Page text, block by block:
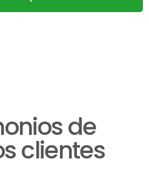
de
clientes